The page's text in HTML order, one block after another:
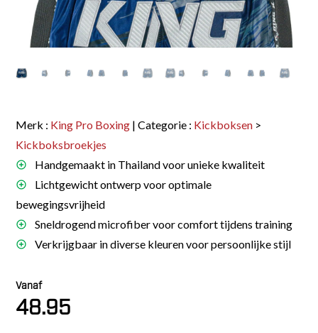
Merk : King Pro Boxing | Categorie : Kickboksen >
Kickboksbroekjes
Handgemaakt in Thailand voor unieke kwaliteit
Lichtgewicht ontwerp voor optimale
bewegingsvrijheid
Sneldrogend microfiber voor comfort tijdens training
Verkrijgbaar in diverse kleuren voor persoonlijke stijl
Vanaf
48.95